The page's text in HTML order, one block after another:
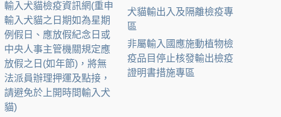
輸入犬貓檢疫資訊網(重申
輸入犬貓之日期如為星期
例假日、應放假紀念日或
中央人事主管機關規定應
放假之日(如年節)，將無
法派員辦理押運及點接，
請避免於上開時間輸入犬
貓)
犬貓輸出入及隔離檢疫專
區
非屬輸入國應施動植物檢
疫品目停止核發輸出檢疫
證明書措施專區